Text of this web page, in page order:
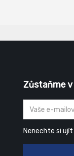
Zůstaňme
Nenechte si